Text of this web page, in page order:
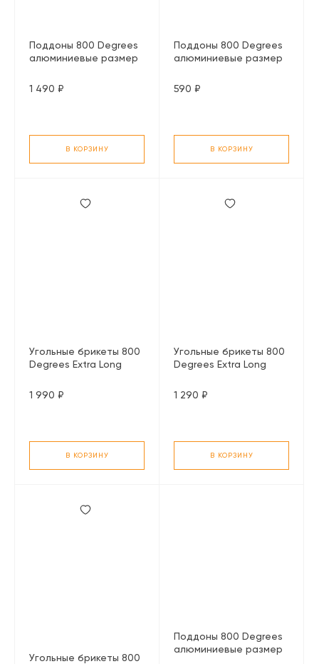
Поддоны 800 Degrees
алюминиевые размер
1 490 ₽
В КОРЗИНУ
Поддоны 800 Degrees
алюминиевые размер
590 ₽
В КОРЗИНУ
Угольные брикеты 800
Degrees Extra Long
1 990 ₽
В КОРЗИНУ
Угольные брикеты 800
Degrees Extra Long
1 290 ₽
В КОРЗИНУ
Угольные брикеты 800
Поддоны 800 Degrees
алюминиевые размер